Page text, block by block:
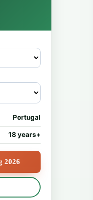
Portugal
18 years+
2026